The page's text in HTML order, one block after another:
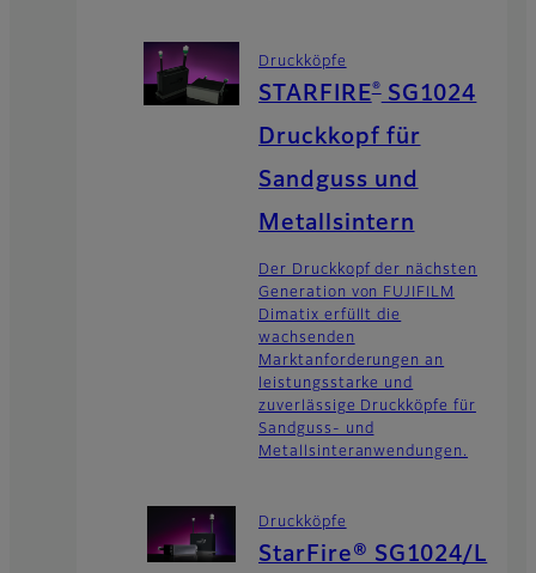
Druckköpfe
STARFIRE®SG1024
Druckkopf für
Sandguss und
Metallsintern
Der Druckkopf der nächsten
Generation von FUJIFILM
Dimatix erfüllt die
wachsenden
Marktanforderungen an
leistungsstarke und
zuverlässige Druckköpfe für
Sandguss- und
Metallsinteranwendungen.
Druckköpfe
StarFire® SG1024/L